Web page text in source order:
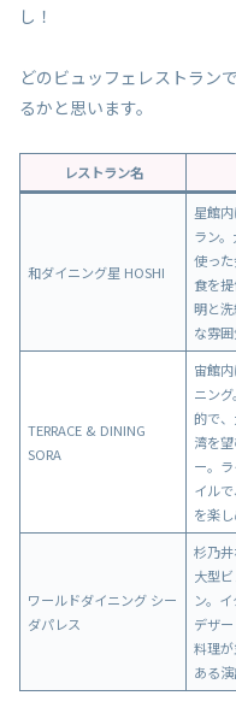
し！
どのビュッフェレストラン
るかと思います。
レストラン名
和ダイニング星 HOSHI
星館
ラン
使っ
食を
明と
な雰囲
TERRACE & DINING
SORA
宙館
ニン
的で
湾を
ー。
イル
を楽し
ワールドダイニング シー
ダパレス
杉乃
大型
ン。
デザ
料理
ある演